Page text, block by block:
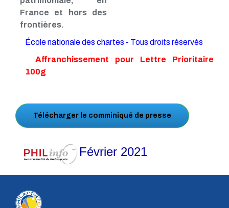
France et hors des
frontières.
École nationale des chartes - Tous droits réservés
Affranchissement pour Lettre Prioritaire
100g
Télécharger le comminiqué de presse
Février 2021